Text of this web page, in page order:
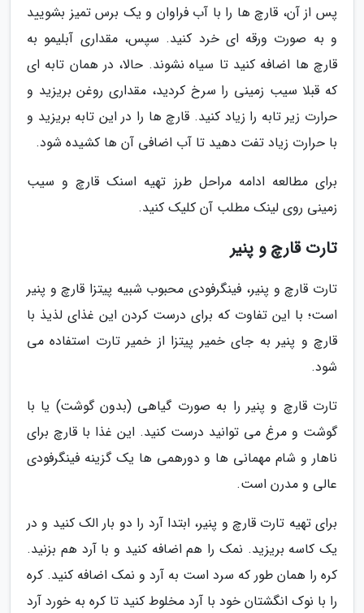
پس از آن، قارچ ها را با آب فراوان و یک برس تمیز بشویید
و به صورت ورقه ای خرد کنید. سپس، مقداری آبلیمو به
قارچ ها اضافه کنید تا سیاه نشوند. حالا، در همان تابه ای
که قبلا سیب زمینی را سرخ کردید، مقداری روغن بریزید و
حرارت زیر تابه را زیاد کنید. قارچ ها را در این تابه بریزید و
با حرارت زیاد تفت دهید تا آب اضافی آن ها کشیده شود.
برای مطالعه ادامه مراحل طرز تهیه اسنک قارچ و سیب
زمینی روی لینک مطلب آن کلیک کنید.
تارت قارچ و پنیر
تارت قارچ و پنیر، فینگرفودی محبوب شبیه پیتزا قارچ و پنیر
است؛ با این تفاوت که برای درست کردن این غذای لذیذ با
قارچ و پنیر به جای خمیر پیتزا از خمیر تارت استفاده می
شود.
تارت قارچ و پنیر را به صورت گیاهی (بدون گوشت) یا با
گوشت و مرغ می توانید درست کنید. این غذا با قارچ برای
ناهار و شام مهمانی ها و دورهمی ها یک گزینه فینگرفودی
عالی و مدرن است.
برای تهیه تارت قارچ و پنیر، ابتدا آرد را دو بار الک کنید و در
یک کاسه بریزید. نمک را هم اضافه کنید و با آرد هم بزنید.
کره را همان طور که سرد است به آرد و نمک اضافه کنید. کره
را با نوک انگشتان خود با آرد مخلوط کنید تا کره به خورد آرد